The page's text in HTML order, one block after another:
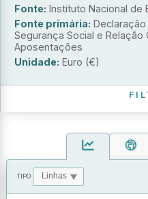
TIPO
Fonte: Instituto Nacional de
Fonte primária:
Segurança Social e Relação
Aposentações
Unidade: Euro (€)
Setor institucional
Escalão de pessoal ao